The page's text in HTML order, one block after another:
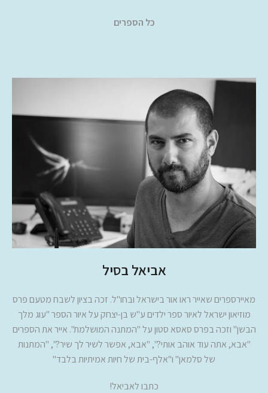
כל הספרים
אביאל בסיל
מאיירספרים שאייר ראו אור בישראל ובחו"ל. זכה בציון לשבח מטעם פרס
מוזיאון ישראל לאיור ספר ילדים ע"ש בן-יצחק על איור הספר "עוג מלך
הבשן" וזכה בפרס סאסא סטון על "המתנה המושלמת". אייר את הספרים
"אבא, אתה עוד אוהב אותי?", "אבא, אפשר לשיר לך שיר?", "המתנות
של סלמאן" ו"אלף-בית של חיות אמיתיות בלבד"
כתבו לאביאל!